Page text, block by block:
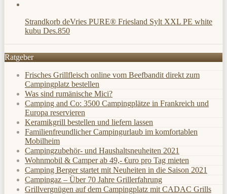
Strandkorb deVries PURE® Friesland Sylt XXL PE white
kubu Des.850
Ratgeber
Frisches Grillfleisch online vom Beefbandit direkt zum
Campingplatz bestellen
Was sind rumänische Mici?
Camping and Co: 3500 Campingplätze in Frankreich und
Europa reservieren
Keramikgrill bestellen und liefern lassen
Familienfreundlicher Campingurlaub im komfortablen
Mobilheim
Campingzubehör- und Haushaltsneuheiten 2021
Wohnmobil & Camper ab 49,- €uro pro Tag mieten
Camping Berger startet mit Neuheiten in die Saison 2021
Campingaz – Über 70 Jahre Grillerfahrung
Grillvergnügen auf dem Campingplatz mit CADAC Grills